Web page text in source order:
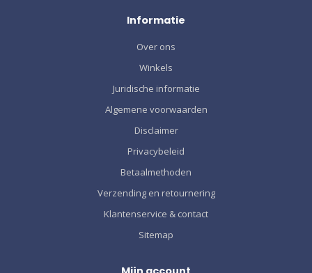
Informatie
Over ons
Winkels
Juridische informatie
Algemene voorwaarden
Disclaimer
Privacybeleid
Betaalmethoden
Verzending en retournering
Klantenservice & contact
Sitemap